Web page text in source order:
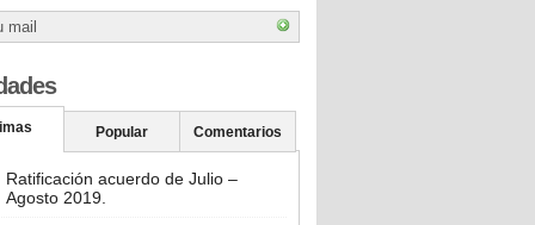
Popular Comentarios
Ratificación acuerdo de Julio –
Agosto 2019.